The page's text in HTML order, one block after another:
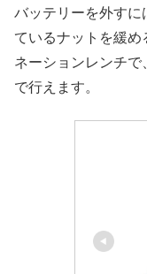
バッテリーを外すに
ているナットを緩
ネーションレンチ
で行えます。